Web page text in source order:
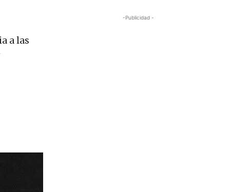
a las
-Publicidad -